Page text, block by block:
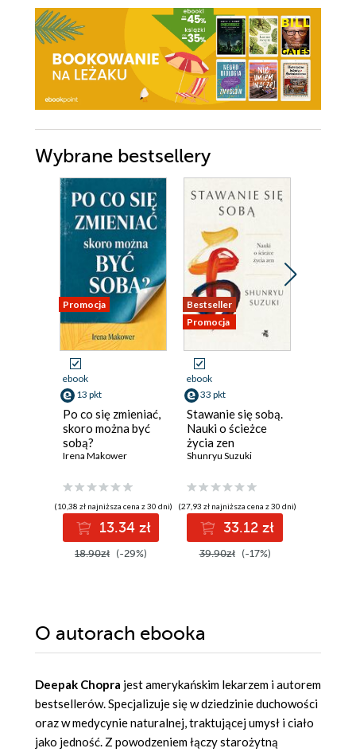
Wybrane bestsellery
Promocja
ebook
13 pkt
Po co się zmieniać,
skoro można być
sobą?
Irena Makower
(10,38 zł najniższa cena z 30 dni)
13.34 zł
18.90zł (-29%)
Bestseller
Promocja
ebook
33 pkt
Stawanie się sobą.
Nauki o ścieżce
życia zen
Shunryu Suzuki
(27,93 zł najniższa cena z 30 dni)
33.12 zł
39.90zł (-17%)
O autorach ebooka
Deepak Chopra jest amerykańskim lekarzem i autorem
bestsellerów. Specjalizuje się w dziedzinie duchowości
oraz w medycynie naturalnej, traktującej umysł i ciało
jako jedność. Z powodzeniem łączy starożytną